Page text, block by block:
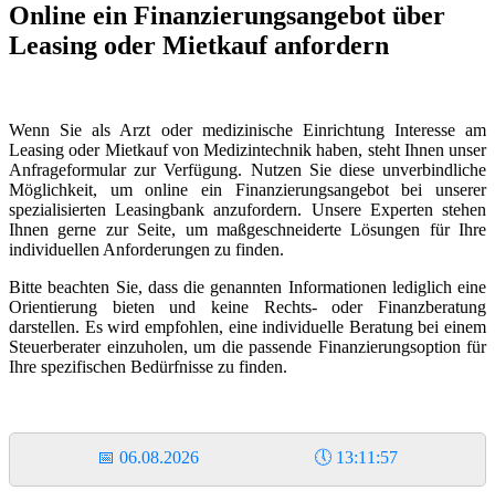
Online ein Finanzierungsangebot über
Leasing oder Mietkauf anfordern
Wenn Sie als Arzt oder medizinische Einrichtung Interesse am
Leasing oder Mietkauf von Medizintechnik haben, steht Ihnen unser
Anfrageformular zur Verfügung. Nutzen Sie diese unverbindliche
Möglichkeit, um online ein Finanzierungsangebot bei unserer
spezialisierten Leasingbank anzufordern. Unsere Experten stehen
Ihnen gerne zur Seite, um maßgeschneiderte Lösungen für Ihre
individuellen Anforderungen zu finden.
Bitte beachten Sie, dass die genannten Informationen lediglich eine
Orientierung bieten und keine Rechts- oder Finanzberatung
darstellen. Es wird empfohlen, eine individuelle Beratung bei einem
Steuerberater einzuholen, um die passende Finanzierungsoption für
Ihre spezifischen Bedürfnisse zu finden.
📅 06.08.2026 🕔 13:11:57